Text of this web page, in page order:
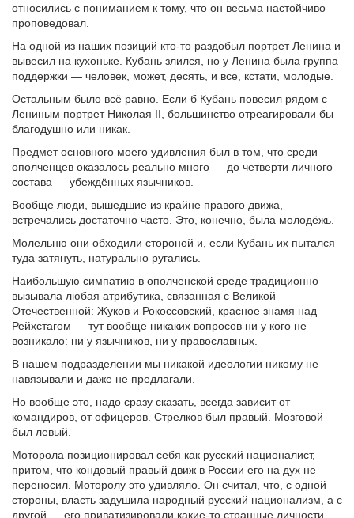
относились с пониманием к тому, что он весьма настойчиво
проповедовал.
На одной из наших позиций кто-то раздобыл портрет Ленина и
вывесил на кухоньке. Кубань злился, но у Ленина была группа
поддержки — человек, может, десять, и все, кстати, молодые.
Остальным было всё равно. Если б Кубань повесил рядом с
Лениным портрет Николая II, большинство отреагировали бы
благодушно или никак.
Предмет основного моего удивления был в том, что среди
ополченцев оказалось реально много — до четверти личного
состава — убеждённых язычников.
Вообще люди, вышедшие из крайне правого движа,
встречались достаточно часто. Это, конечно, была молодёжь.
Молельню они обходили стороной и, если Кубань их пытался
туда затянуть, натурально ругались.
Наибольшую симпатию в ополченской среде традиционно
вызывала любая атрибутика, связанная с Великой
Отечественной: Жуков и Рокоссовский, красное знамя над
Рейхстагом — тут вообще никаких вопросов ни у кого не
возникало: ни у язычников, ни у православных.
В нашем подразделении мы никакой идеологии никому не
навязывали и даже не предлагали.
Но вообще это, надо сразу сказать, всегда зависит от
командиров, от офицеров. Стрелков был правый. Мозговой
был левый.
Моторола позиционировал себя как русский националист,
притом, что кондовый правый движ в России его на дух не
переносил. Моторолу это удивляло. Он считал, что, с одной
стороны, власть задушила народный русский национализм, а с
другой — его приватизировали какие-то странные личности.